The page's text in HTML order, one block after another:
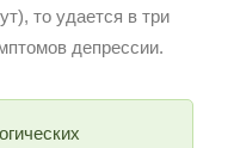
то удается в три
депрессии.